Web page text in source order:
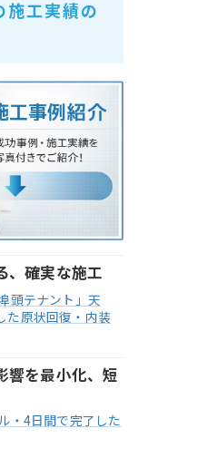
施工実績の
、確実な施工
頭テナント」天
た原状回復・内装
響を最小化、短
・4日間で完了した